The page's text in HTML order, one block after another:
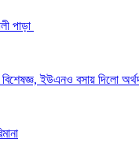
পাড়া
বিশেষজ্ঞ, ইউএনও বসায় দিলো